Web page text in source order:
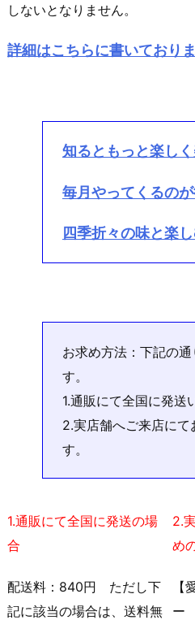
しないとなりません。
詳細はこちらに書いておりま
知るともっと楽し
毎月やってくるの
四季折々の味と楽
お求め方法：下記の
す。
1.通販にて全国に発送
2.実店舗へご来店にて
す。
1.通販にて全国に発送の場
合
配送料：840円 ただし下
記に該当の場合は、送料無
2.
め
ー